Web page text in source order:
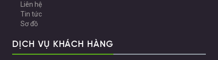
Liên hệ
Tin tức
Sơ đồ
DỊCH VỤ KHÁCH HÀNG